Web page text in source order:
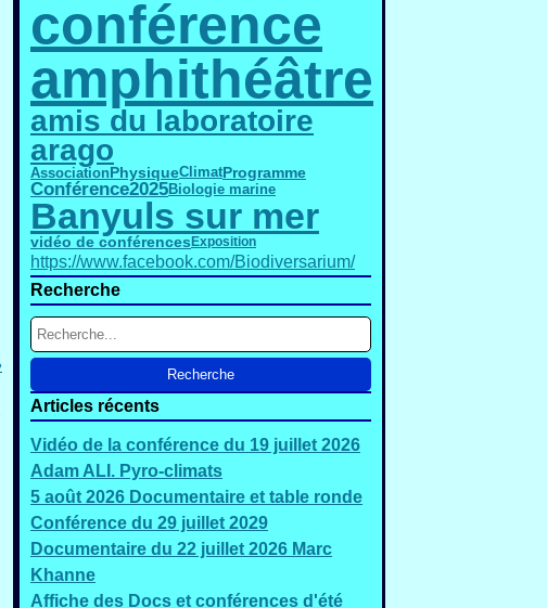
conférence
amphithéâtre
amis du laboratoire
arago
AssociationPhysiqueClimatProgramme
Conférence2025Biologie marine
Banyuls sur mer
vidéo de conférences Exposition
https://www.facebook.com/Biodiversarium/
Recherche
Articles récents
Vidéo de la conférence du 19 juillet 2026
Adam ALI. Pyro-climats
5 août 2026 Documentaire et table ronde
Conférence du 29 juillet 2029
Documentaire du 22 juillet 2026 Marc
Khanne
Affiche des Docs et conférences d'été